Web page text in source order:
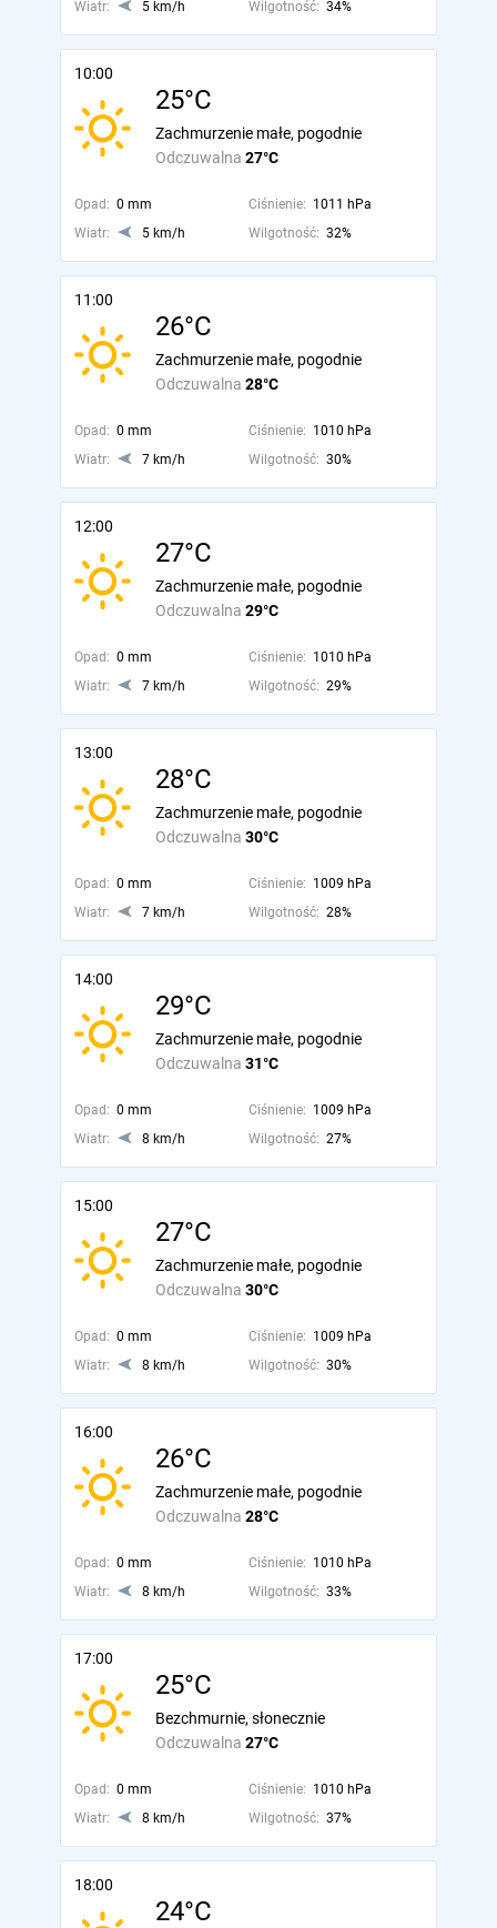
Wiatr: 5 km/h Wilgotność: 34%
10:00
25°C
Odczuwalna 27°C
Zachmurzenie małe, pogodnie
Opad: 0 mm Ciśnienie: 1011 hPa
Wiatr:
5 km/h Wilgotność: 32%
11:00
26°C
Odczuwalna 28°C
Zachmurzenie małe, pogodnie
Opad: 0 mm Ciśnienie: 1010 hPa
Wiatr:
7 km/h Wilgotność: 30%
12:00
27°C
Odczuwalna 29°C
Zachmurzenie małe, pogodnie
Opad: 0 mm Ciśnienie: 1010 hPa
Wiatr:
7 km/h Wilgotność: 29%
13:00
28°C
Odczuwalna 30°C
Zachmurzenie małe, pogodnie
Opad: 0 mm Ciśnienie: 1009 hPa
Wiatr:
7 km/h Wilgotność: 28%
14:00
29°C
Odczuwalna 31°C
Zachmurzenie małe, pogodnie
Opad: 0 mm Ciśnienie: 1009 hPa
Wiatr:
8 km/h Wilgotność: 27%
15:00
27°C
Odczuwalna 30°C
Zachmurzenie małe, pogodnie
Opad: 0 mm Ciśnienie: 1009 hPa
Wiatr:
8 km/h Wilgotność: 30%
16:00
26°C
Odczuwalna 28°C
Zachmurzenie małe, pogodnie
Opad: 0 mm Ciśnienie: 1010 hPa
Wiatr:
8 km/h Wilgotność: 33%
17:00
25°C
Odczuwalna 27°C
Bezchmurnie, słonecznie
Opad: 0 mm Ciśnienie: 1010 hPa
Wiatr:
8 km/h Wilgotność: 37%
18:00
24°C